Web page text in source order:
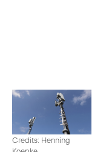
Credits: Henning